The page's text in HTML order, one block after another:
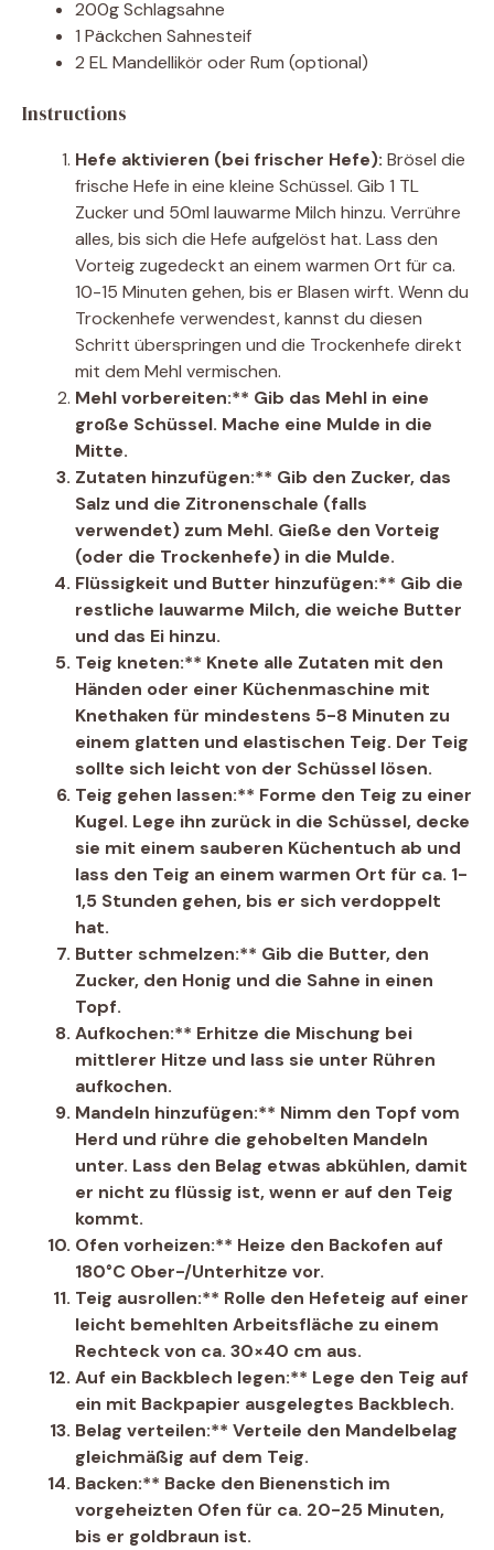
200g Schlagsahne
1 Päckchen Sahnesteif
2 EL Mandellikör oder Rum (optional)
Instructions
Hefe aktivieren (bei frischer Hefe): Brösel die
frische Hefe in eine kleine Schüssel. Gib 1 TL
Zucker und 50ml lauwarme Milch hinzu. Verrühre
alles, bis sich die Hefe aufgelöst hat. Lass den
Vorteig zugedeckt an einem warmen Ort für ca.
10-15 Minuten gehen, bis er Blasen wirft. Wenn du
Trockenhefe verwendest, kannst du diesen
Schritt überspringen und die Trockenhefe direkt
mit dem Mehl vermischen.
Mehl vorbereiten:** Gib das Mehl in eine
große Schüssel. Mache eine Mulde in die
Mitte.
Zutaten hinzufügen:** Gib den Zucker, das
Salz und die Zitronenschale (falls
verwendet) zum Mehl. Gieße den Vorteig
(oder die Trockenhefe) in die Mulde.
Flüssigkeit und Butter hinzufügen:** Gib die
restliche lauwarme Milch, die weiche Butter
und das Ei hinzu.
Teig kneten:** Knete alle Zutaten mit den
Händen oder einer Küchenmaschine mit
Knethaken für mindestens 5-8 Minuten zu
einem glatten und elastischen Teig. Der Teig
sollte sich leicht von der Schüssel lösen.
Teig gehen lassen:** Forme den Teig zu einer
Kugel. Lege ihn zurück in die Schüssel, decke
sie mit einem sauberen Küchentuch ab und
lass den Teig an einem warmen Ort für ca. 1-
1,5 Stunden gehen, bis er sich verdoppelt
hat.
Butter schmelzen:** Gib die Butter, den
Zucker, den Honig und die Sahne in einen
Topf.
Aufkochen:** Erhitze die Mischung bei
mittlerer Hitze und lass sie unter Rühren
aufkochen.
Mandeln hinzufügen:** Nimm den Topf vom
Herd und rühre die gehobelten Mandeln
unter. Lass den Belag etwas abkühlen, damit
er nicht zu flüssig ist, wenn er auf den Teig
kommt.
Ofen vorheizen:** Heize den Backofen auf
180°C Ober-/Unterhitze vor.
Teig ausrollen:** Rolle den Hefeteig auf einer
leicht bemehlten Arbeitsfläche zu einem
Rechteck von ca. 30×40 cm aus.
Auf ein Backblech legen:** Lege den Teig auf
ein mit Backpapier ausgelegtes Backblech.
Belag verteilen:** Verteile den Mandelbelag
gleichmäßig auf dem Teig.
Backen:** Backe den Bienenstich im
vorgeheizten Ofen für ca. 20-25 Minuten,
bis er goldbraun ist.